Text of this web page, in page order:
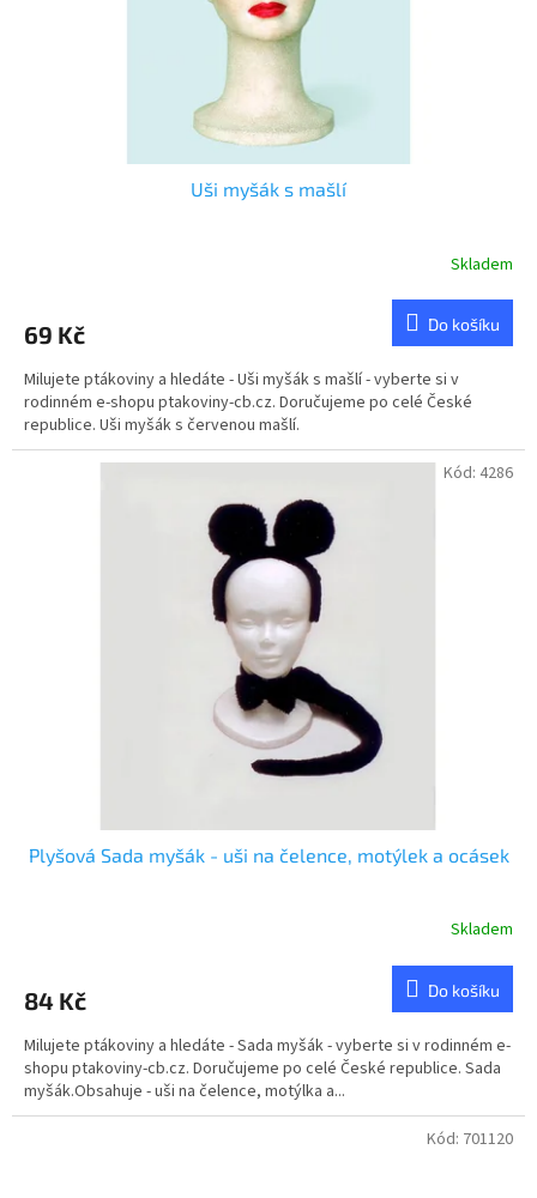
Uši myšák s mašlí
Skladem
69 Kč Do košíku
Milujete ptákoviny a hledáte - Uši myšák s mašlí - vyberte si v
rodinném e-shopu ptakoviny-cb.cz. Doručujeme po celé České
republice. Uši myšák s červenou mašlí.
Plyšová Sada myšák - uši na čelence, motýlek a ocásek
Skladem
84 Kč Do košíku
Milujete ptákoviny a hledáte - Sada myšák - vyberte si v rodinném e-
shopu ptakoviny-cb.cz. Doručujeme po celé České republice. Sada
myšák.Obsahuje - uši na čelence, motýlka a...
Kód: 4286
Kód: 701120